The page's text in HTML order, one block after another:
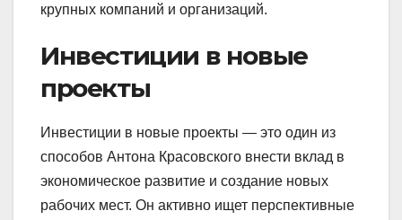
крупных компаний и организаций.
Инвестиции в новые
проекты
Инвестиции в новые проекты — это один из
способов Антона Красовского внести вклад в
экономическое развитие и создание новых
рабочих мест. Он активно ищет перспективные